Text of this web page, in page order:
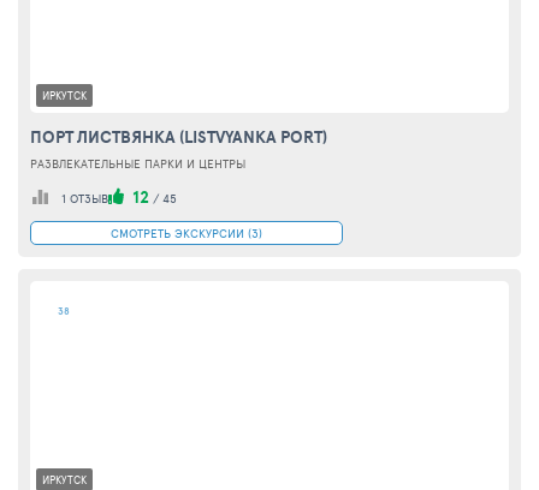
ИРКУТСК
ПОРТ ЛИСТВЯНКА (LISTVYANKA PORT)
РАЗВЛЕКАТЕЛЬНЫЕ ПАРКИ И ЦЕНТРЫ
1 ОТЗЫВ 12 / 45
СМОТРЕТЬ ЭКСКУРСИИ (3)
38
ИРКУТСК